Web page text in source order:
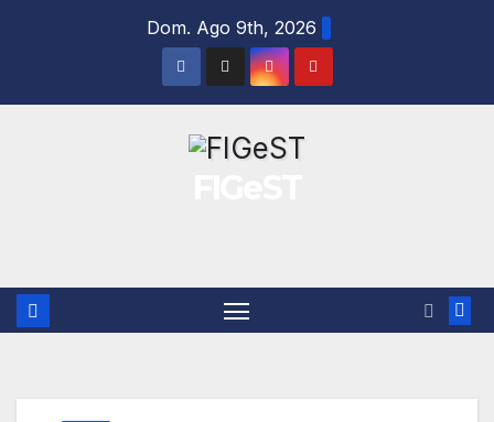
Dom. Ago 9th, 2026